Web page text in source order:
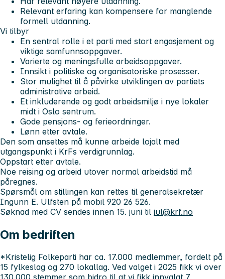
Relevant erfaring kan kompensere for manglende
formell utdanning.
Vi tilbyr
En sentral rolle i et parti med stort engasjement og
viktige samfunnsoppgaver.
Varierte og meningsfulle arbeidsoppgaver.
Innsikt i politiske og organisatoriske prosesser.
Stor mulighet til å påvirke utviklingen av partiets
administrative arbeid.
Et inkluderende og godt arbeidsmiljø i nye lokaler
midt i Oslo sentrum.
Gode pensjons- og ferieordninger.
Lønn etter avtale.
Den som ansettes må kunne arbeide lojalt med
utgangspunkt i KrFs verdigrunnlag.
Oppstart etter avtale.
Noe reising og arbeid utover normal arbeidstid må
påregnes.
Spørsmål om stillingen kan rettes til generalsekretær
Ingunn E. Ulfsten på mobil 920 26 526.
Søknad med CV sendes innen 15. juni til iul@krf.no
Om bedriften
*Kristelig Folkeparti har ca. 17.000 medlemmer, fordelt på
15 fylkeslag og 270 lokallag. Ved valget i 2025 fikk vi over